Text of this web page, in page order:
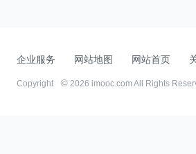
企业服务 网站地图 网站首页
Copyright 2026 imooc.com All Rights